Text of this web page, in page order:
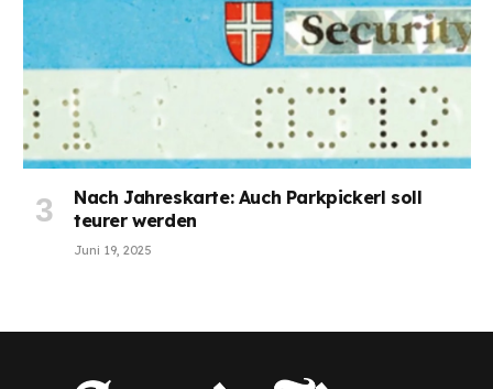
Nach Jahreskarte: Auch Parkpickerl soll
teurer werden
Juni 19, 2025